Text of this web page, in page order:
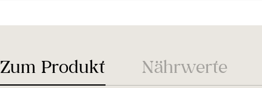
Zum Produkt Nährwerte